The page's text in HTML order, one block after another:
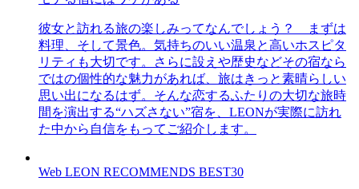
彼女と訪れる旅の楽しみってなんでしょう？ まずは
料理、そして景色。気持ちのいい温泉と高いホスピタ
リティも大切です。さらに設えや歴史などその宿なら
ではの個性的な魅力があれば、旅はきっと素晴らしい
思い出になるはず。そんな恋するふたりの大切な旅時
間を演出する“ハズさない”宿を、LEONが実際に訪れ
た中から自信をもってご紹介します。
Web LEON RECOMMENDS BEST30